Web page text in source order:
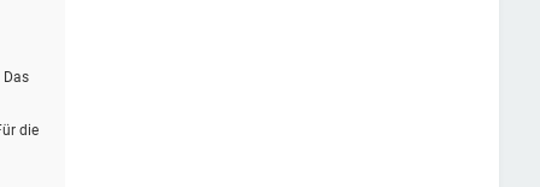
Das
die